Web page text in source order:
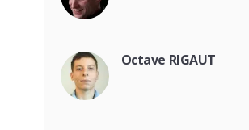
Octave RIGAUT